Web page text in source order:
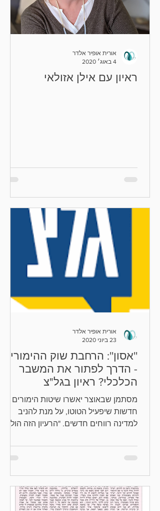
ראיון עם אילן אזולאי
אורית אופיר אלדר
4 באוג׳ 2020
''אסון'': הרחבת שוק ההימורים
- הדרך לפתור את המשבר
הכלכלי? ראיון בגל"צ
מסתמן שבאוצר יאשרו שיטות הימורים
חדשות שיפעיל הטוטו, על מנת להניב
למדינה רווחים חדשים. "הרעיון הזה הולך
אורית אופיר אלדר
23 ביוני 2020